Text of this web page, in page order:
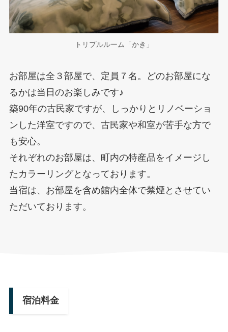
トリプルルーム「かき」
お部屋は全３部屋で、定員７名。どのお部屋にな
るかは当日のお楽しみです♪
築90年の古民家ですが、しっかりとリノベーショ
ンした洋室ですので、古民家や和室が苦手な方で
も安心。
それぞれのお部屋は、町内の特産品をイメージし
たカラーリングとなっております。
当宿は、お部屋を含め館内全体で禁煙とさせてい
ただいております。
宿泊料金